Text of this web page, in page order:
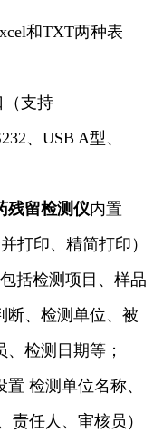
和TXT两种表
（支持
、USB A型、
残留检测仪内置
打印、精简打印）
括检测项目、样品
断、检测单位、被
检测日期等；
检测单位名称、
责任人、审核员）